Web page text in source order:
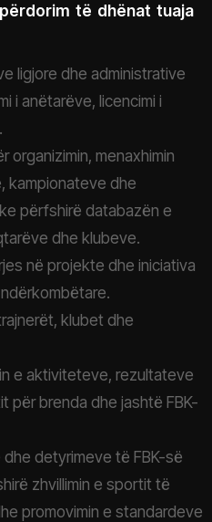
të dhënat tuaja
ligjore dhe administrative
i anëtarëve, licencimi i
organizimin, menaxhimin
kampionateve dhe
përfshirë databazën e
dhe klubeve.
në projekte dhe iniciativa
klubet dhe
e aktiviteteve, rezultateve
brenda dhe jashtë FBK-
detyrimeve të FBK-së
zhvillimin e sportit të
promovimin e standardeve